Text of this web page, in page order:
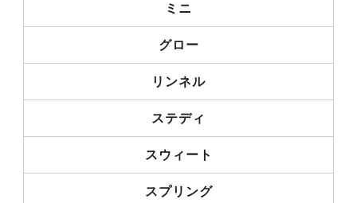
ミニ
グロー
リンネル
ステディ
スウィート
スプリング